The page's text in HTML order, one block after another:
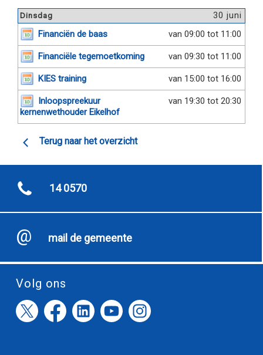
30 juni
Dinsdag
van 09:00 tot 11:00
Financiën de baas
van 09:30 tot 11:00
Financiële tegemoetkoming
van 15:00 tot 16:00
KIES training
van 19:30 tot 20:30
Inloopspreekuur
kernenwethouder Eikelhof
Terug naar het overzicht
14 0570
mail de gemeente
Volg ons